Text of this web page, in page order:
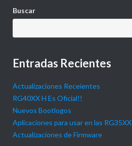
Buscar
Entradas Recientes
Actualizaciones Receientes
RG40XX H Es Oficial!!
Nuevos Bootlogos
Aplicaciones para usar en las RG35XX
Actualizaciones de Firmware